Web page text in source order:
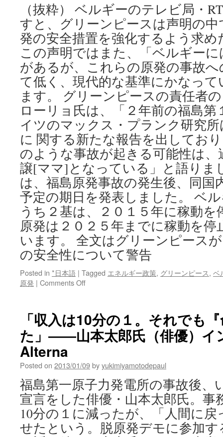
日
立
株
主
総
会
で
原
発
反
対
行
動
via
Alterna
（抜粋） ベルギーのテレビ局・
すと、グリーンピースは声明の
発の安全措置を強化するよう求
この声明ではまた、「ベルギー
があるが、これらの原発の事故
て低く、現代的な基準にかなっ
ます。 グリーンピースの責任者
ローリョ氏は、「２年前の福島第
イツのマックス・プランク研究
に 関する新たな報告を出してお
のような事故が起きる可能性は
譲[ママ]となっている」と語りま
は、福島原発事故の発生後、同国
予定の期日を発表しました。 ベ
うち２基は、２０１５年に稼動
原発は２０２５年までに稼動を
います。 全文はグリーンピース
の安全性について警告
Posted in *日本語 | Tagged エネルギー政策, グリーンピース, ベ
原発 | Comments Offon
ン
ピ
ー
が、
ベ
ル
ギ
ー
の
原
発
「収入は10分の１。それでも
た」――山本太郎氏（俳優）イ
Alterna
Posted on 2013/01/09byyukimiyamotodepaul
福島第一原子力発電所の事故後、
宣言をした俳優・山本太郎氏。事
10分の１に減ったが、「人間に
せたという。脱原発デモに参加